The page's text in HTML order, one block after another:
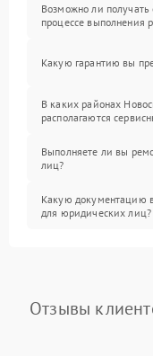
Возможно ли получать
процессе выполнения
Какую гарантию вы
В каких районах
располагаются
Выполняете ли вы
лиц?
Какую документацию
для юридических лиц?
Отзывы